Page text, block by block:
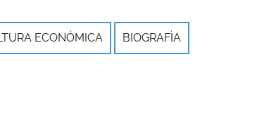
ECONÓMICA BIOGRAFÌA